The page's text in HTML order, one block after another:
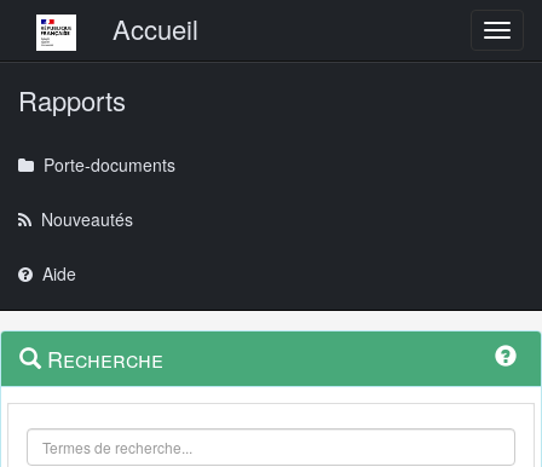
Menu principalAccueil
Rapports
Porte-documents
Nouveautés
Aide
Navigation
outils
Menu
contextuel
Recherche